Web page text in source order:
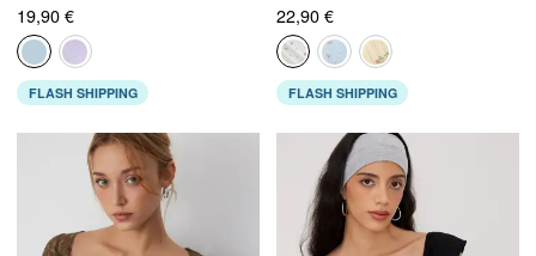
19,90 €
FLASH SHIPPING
22,90 €
FLASH SHIPPING